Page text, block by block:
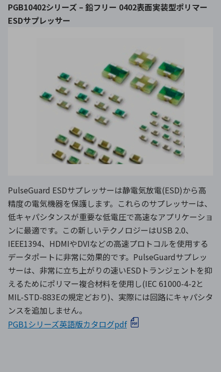
PGB10402シリーズ – 鉛フリー 0402表面実装型ポリマー
ESDサプレッサー
PulseGuard ESDサプレッサーは静電気放電(ESD)から高
精度の電気機器を保護します。これらのサプレッサーは、
低キャパシタンスが重要な低電圧で高速なアプリケーショ
ンに最適です。この新しいテクノロジーはUSB 2.0、
IEEE1394、HDMIやDVIなどの高速プロトコルを使用する
データポートに非常に効果的です。PulseGuardサプレッ
サーは、非常に立ち上がりの速いESDトランジェントを抑
えるためにポリマー複合材料を使用し(IEC 61000-4-2と
MIL-STD-883Eの規定どおり)、実際には回路にキャパシタ
ンスを追加しません。
PGB1シリーズ英語版カタログpdf